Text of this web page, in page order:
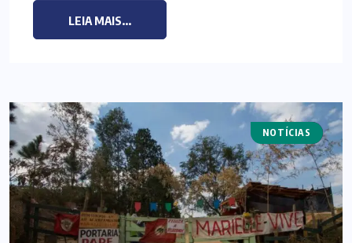
LEIA MAIS...
NOTAS
NOTÍCIAS